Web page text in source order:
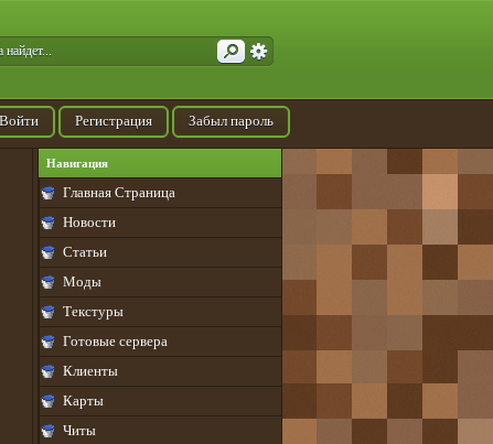
Войти Регистрация Забыл пароль
Навигация
Главная Страница
Новости
Статьи
Моды
Текстуры
Готовые сервера
Клиенты
Карты
Читы